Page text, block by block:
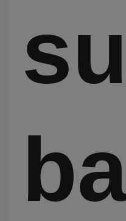
Circa noi
Giro della fabbrica
Contattici
Richieda una citazione